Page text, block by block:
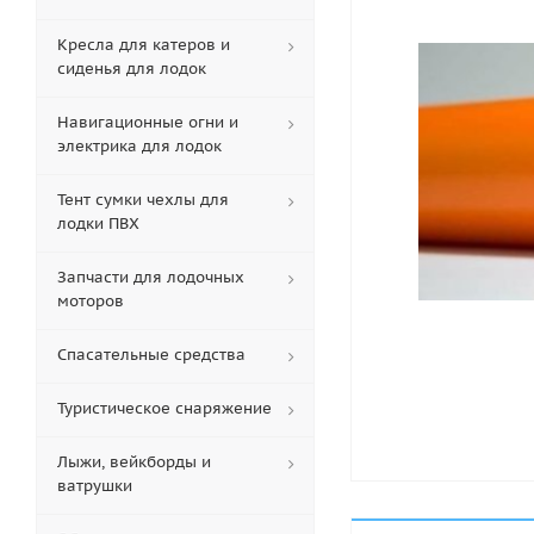
Кресла для катеров и
сиденья для лодок
Навигационные огни и
электрика для лодок
Тент сумки чехлы для
лодки ПВХ
Запчасти для лодочных
моторов
Спасательные средства
Туристическое снаряжение
Лыжи, вейкборды и
ватрушки